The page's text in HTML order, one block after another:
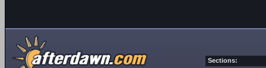
Sections: